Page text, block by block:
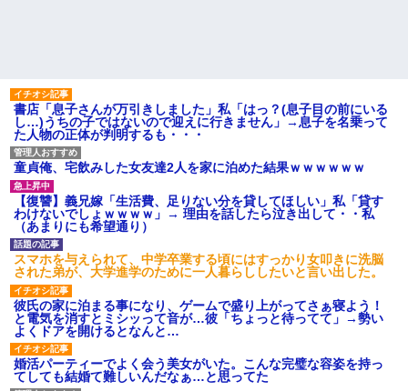
書店「息子さんが万引きしました」私「はっ？(息子目の前にいる
し…)うちの子ではないので迎えに行きません」→息子を名乗って
た人物の正体が判明するも・・・
童貞俺、宅飲みした女友達2人を家に泊めた結果ｗｗｗｗｗｗ
【復讐】義兄嫁「生活費、足りない分を貸してほしい」私「貸す
わけないでしょｗｗｗｗ」→ 理由を話したら泣き出して・・私
（あまりにも希望通り）
スマホを与えられて、中学卒業する頃にはすっかり女叩きに洗脳
された弟が、大学進学のために一人暮らししたいと言い出した。
彼氏の家に泊まる事になり、ゲームで盛り上がってさぁ寝よう！
と電気を消すとミシッって音が…彼「ちょっと待ってて」→勢い
よくドアを開けるとなんと…
婚活パーティーでよく会う美女がいた。こんな完璧な容姿を持っ
てしても結婚て難しいんだなぁ…と思ってた